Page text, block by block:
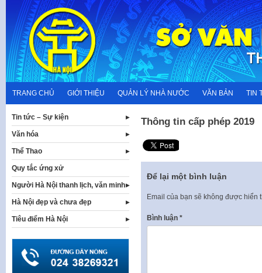
content
TRANG CHỦ GIỚI THIỆU QUẢN LÝ NHÀ NƯỚC VĂN BẢN TIN
Thông tin cấp phép 2019
Để lại một bình luận
Email của bạn sẽ không được hiển
Bình luận *
Tin tức – Sự kiện
Văn hóa
Thể Thao
Quy tắc ứng xử
Người Hà Nội thanh lịch, văn minh
Hà Nội đẹp và chưa đẹp
Tiêu điểm Hà Nội